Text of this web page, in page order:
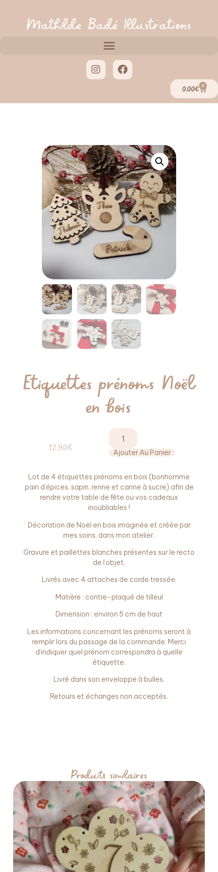
Mathilde Badé Illustrations
0,00€
0
Etiquettes prénoms Noël
en bois
12,90€
Ajouter Au Panier
Lot de 4 étiquettes prénoms en bois (bonhomme
pain d’épices, sapin, renne et canne à sucre) afin de
rendre votre table de fête ou vos cadeaux
inoubliables !
Décoration de Noël en bois imaginée et créée par
mes soins, dans mon atelier.
Gravure et paillettes blanches présentes sur le recto
de l’objet.
Livrés avec 4 attaches de corde tressée.
Matière : contre-plaqué de tilleul
Dimension : environ 5 cm de haut
Les informations concernant les prénoms seront à
remplir lors du passage de la commande. Merci
d’indiquer quel prénom correspondra à quelle
étiquette.
Livré dans son enveloppe à bulles.
Retours et échanges non acceptés.
Produits similaires